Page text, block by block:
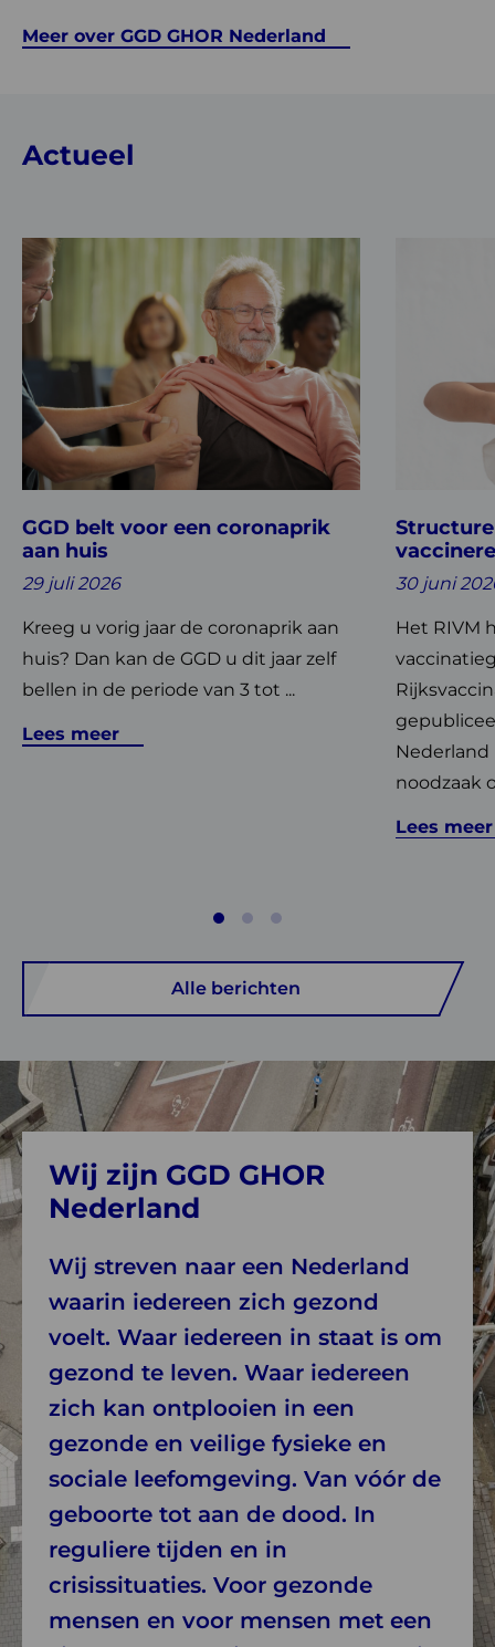
Meer over GGD GHOR Nederland
Actueel
GGD belt voor een coronaprik
aan huis
29 juli 2026
Kreeg u vorig jaar de coronaprik aan
huis? Dan kan de GGD u dit jaar zelf
bellen in de periode van 3 tot ...
Lees meer
Lees
meer
over
GGD
belt
voor
een
coronaprik
aan
huis
30 juni
Het RIVM
noodzaak
Lees meer
voor
vaccineren
Alle berichten
Wij zijn GGD GHOR
Nederland
Wij streven naar een Nederland
waarin iedereen zich gezond
voelt. Waar iedereen in staat is om
gezond te leven. Waar iedereen
zich kan ontplooien in een
gezonde en veilige fysieke en
sociale leefomgeving. Van vóór de
geboorte tot aan de dood. In
reguliere tijden en in
crisissituaties. Voor gezonde
mensen en voor mensen met een